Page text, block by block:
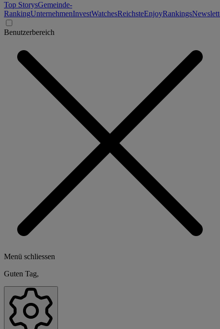
Top StorysGemeinde-
RankingUnternehmenInvestWatchesReichsteEnjoyRankings
Benutzerbereich
Menü schliessen
Guten Tag,